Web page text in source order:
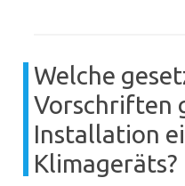
Welche
Vorschriften
Installation
Klimageräts?